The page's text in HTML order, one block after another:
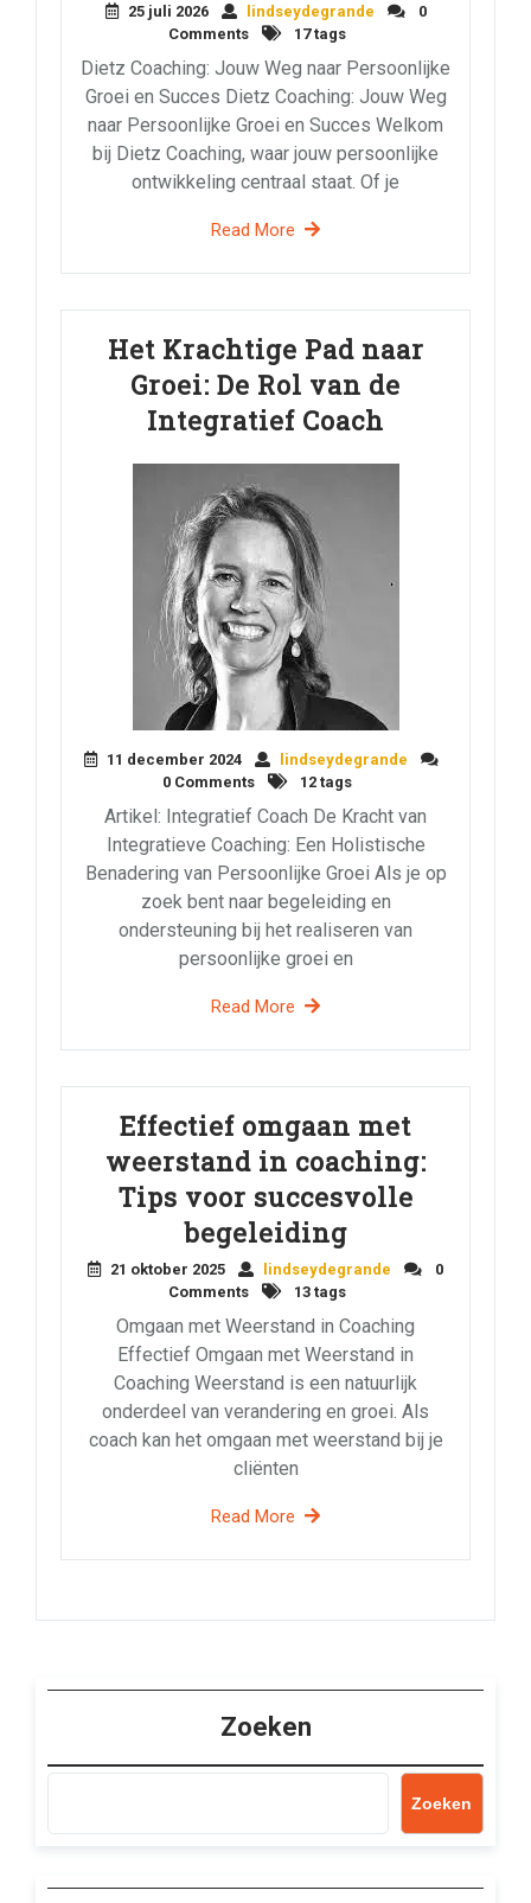
25 juli 2026 lindseydegrande
0
Comments
17 tags
Dietz Coaching: Jouw Weg naar Persoonlijke
Groei en Succes Dietz Coaching: Jouw Weg
naar Persoonlijke Groei en Succes Welkom
bij Dietz Coaching, waar jouw persoonlijke
ontwikkeling centraal staat. Of je
Read More
Het Krachtige Pad naar
Groei: De Rol van de
Integratief Coach
11 december 2024
lindseydegrande
0 Comments
12 tags
Artikel: Integratief Coach De Kracht van
Integratieve Coaching: Een Holistische
Benadering van Persoonlijke Groei Als je op
zoek bent naar begeleiding en
ondersteuning bij het realiseren van
persoonlijke groei en
Read More
Effectief omgaan met
weerstand in coaching:
Tips voor succesvolle
begeleiding
21 oktober 2025 lindseydegrande
0
Comments
13 tags
Omgaan met Weerstand in Coaching
Effectief Omgaan met Weerstand in
Coaching Weerstand is een natuurlijk
onderdeel van verandering en groei. Als
coach kan het omgaan met weerstand bij je
cliënten
Read More
Zoeken
Zoeken